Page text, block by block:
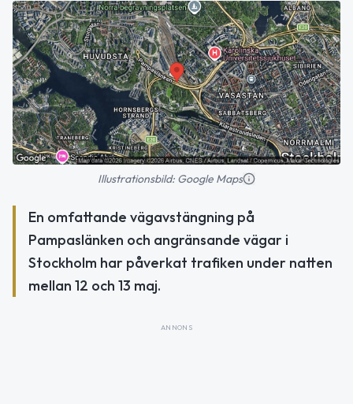
Illustrationsbild: Google Maps
En omfattande vägavstängning på
Pampaslänken och angränsande vägar i
Stockholm har påverkat trafiken under natten
mellan 12 och 13 maj.
ANNONS